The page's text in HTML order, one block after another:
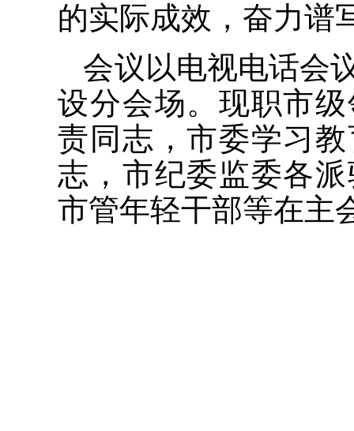
的实际成效，奋力谱
会议以电视电话会
设分会场。现职市
责同志，市委学习
志，市纪委监委各
市管年轻干部等在主